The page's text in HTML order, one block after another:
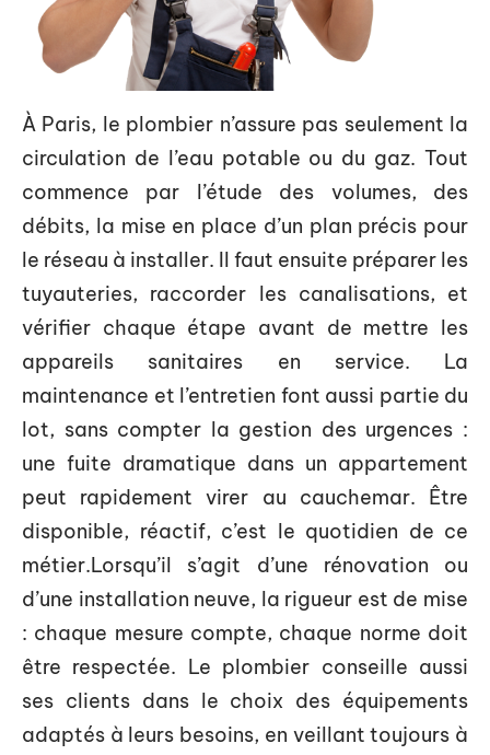
À Paris, le plombier n’assure pas seulement la
circulation de l’eau potable ou du gaz. Tout
commence par l’étude des volumes, des
débits, la mise en place d’un plan précis pour
le réseau à installer. Il faut ensuite préparer les
tuyauteries, raccorder les canalisations, et
vérifier chaque étape avant de mettre les
appareils sanitaires en service. La
maintenance et l’entretien font aussi partie du
lot, sans compter la gestion des urgences :
une fuite dramatique dans un appartement
peut rapidement virer au cauchemar. Être
disponible, réactif, c’est le quotidien de ce
métier.Lorsqu’il s’agit d’une rénovation ou
d’une installation neuve, la rigueur est de mise
: chaque mesure compte, chaque norme doit
être respectée. Le plombier conseille aussi
ses clients dans le choix des équipements
adaptés à leurs besoins, en veillant toujours à